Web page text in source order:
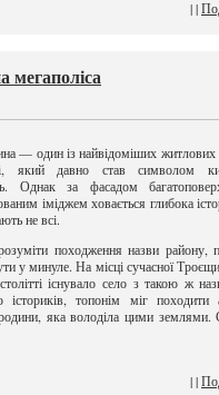
| |
мегаполіса
— один із найвідоміших житлових
який давно став символом
Однак за фасадом
іміджем ховається глибока
не всі.
походження назви району,
у минуле. На місці сучасної
існувало село з такою ж
істориків, топонім міг походити
яка володіла цими землями.
| |